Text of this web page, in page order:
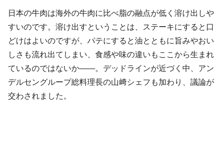
日本の牛肉は海外の牛肉に比べ脂の融点が低く溶け出しや
すいのです。溶け出すということは、ステーキにすると口
どけはよいのですが、パテにすると油とともに旨みやおい
しさも流れ出てしまい、食感や味の違いもここから生まれ
ているのではないか——。デッドラインが近づく中、アン
デルセングループ総料理長の山﨑シェフも加わり、議論が
交わされました。